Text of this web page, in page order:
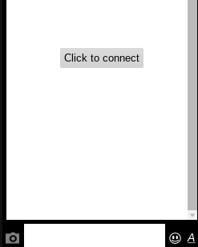
Tunes,2020) Sinhronizovano na Srpski
Okura (Sinhronizovano na Srpski)